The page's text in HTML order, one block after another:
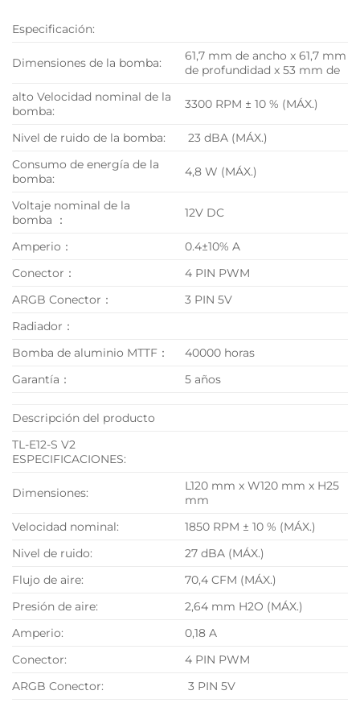
Especificación:
Dimensiones de la bomba:
61,7 mm de ancho x 61,7 mm
de profundidad x 53 mm de
alto Velocidad nominal de la
bomba:
3300 RPM ± 10 % (MÁX.)
Nivel de ruido de la bomba:
23 dBA (MÁX.)
Consumo de energía de la
bomba:
4,8 W (MÁX.)
Voltaje nominal de la
bomba ：
12V DC
Amperio：
0.4±10% A
Conector：
4 PIN PWM
ARGB Conector：
3 PIN 5V
Radiador：
Bomba de aluminio MTTF：
40000 horas
Garantía：
5 años
Descripción del producto
TL-E12-S V2
ESPECIFICACIONES:
Dimensiones:
L120 mm x W120 mm x H25
mm
Velocidad nominal:
1850 RPM ± 10 % (MÁX.)
Nivel de ruido:
27 dBA (MÁX.)
Flujo de aire:
70,4 CFM (MÁX.)
Presión de aire:
2,64 mm H2O (MÁX.)
Amperio:
0,18 A
Conector:
4 PIN PWM
ARGB Conector:
3 PIN 5V